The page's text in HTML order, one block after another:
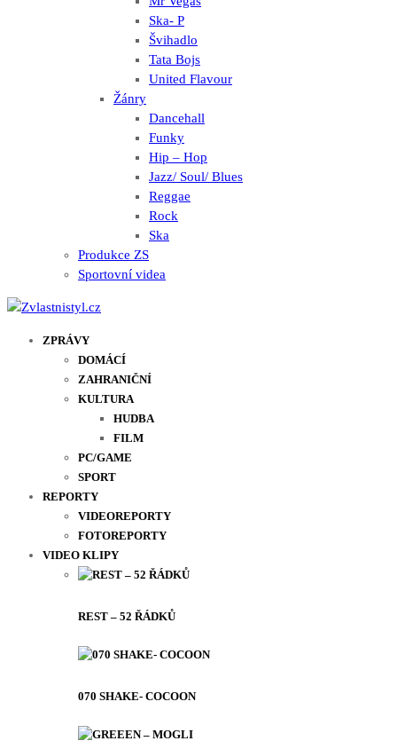
Ska- P
Švihadlo
Tata Bojs
United Flavour
Žánry
Dancehall
Funky
Hip – Hop
Jazz/ Soul/ Blues
Reggae
Rock
Ska
Produkce ZS
Sportovní videa
ZPRÁVY
DOMÁCÍ
ZAHRANIČNÍ
KULTURA
HUDBA
FILM
PC/GAME
SPORT
REPORTY
VIDEOREPORTY
FOTOREPORTY
VIDEO KLIPY
REST – 52 ŘÁDKŮ
070 SHAKE- COCOON